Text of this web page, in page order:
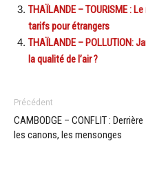
THAÏLANDE – TOURISME :
tarifs pour étrangers
THAÏLANDE – POLLUTION:
la qualité de l’air ?
Précédent
CAMBODGE – CONFLIT : Derrière
les canons, les mensonges